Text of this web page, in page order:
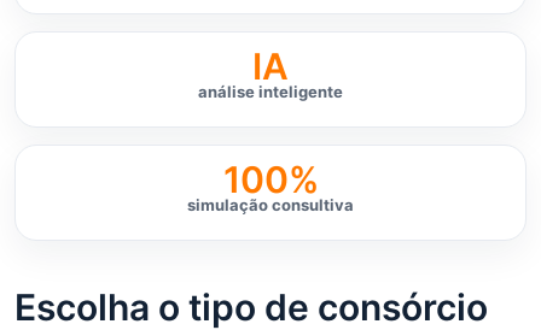
IA
análise inteligente
100%
simulação consultiva
Escolha o tipo de consórcio